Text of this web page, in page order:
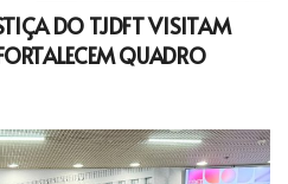
DO TJDFT VISITAM
QUADRO